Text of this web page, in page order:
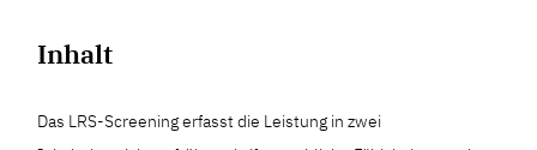
Inhalt
Das LRS-Screening erfasst die Leistung in zwei